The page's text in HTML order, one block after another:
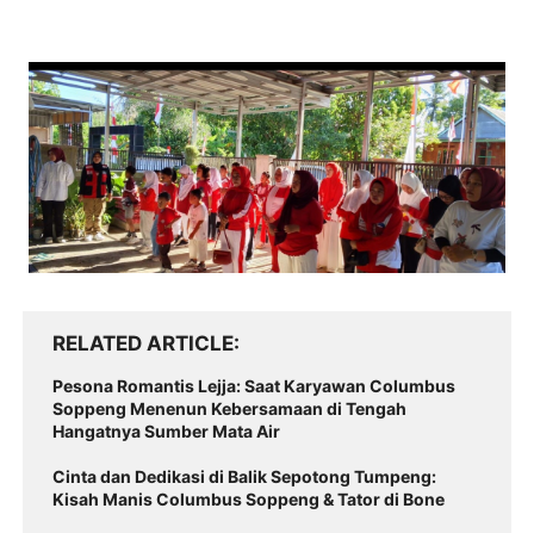
RELATED ARTICLE
Pesona Romantis Lejja: Saat Karyawan Columbus
Soppeng Menenun Kebersamaan di Tengah
Hangatnya Sumber Mata Air
Cinta dan Dedikasi di Balik Sepotong Tumpeng:
Kisah Manis Columbus Soppeng & Tator di Bone